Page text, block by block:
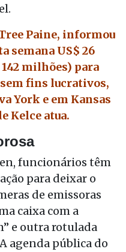
Paine, informou
semana US$ 26
milhões) para
fins lucrativos,
York e em Kansas
Kelce atua.
funcionários têm
para deixar o
de emissoras
caixa com a
e outra rotulada
agenda pública do